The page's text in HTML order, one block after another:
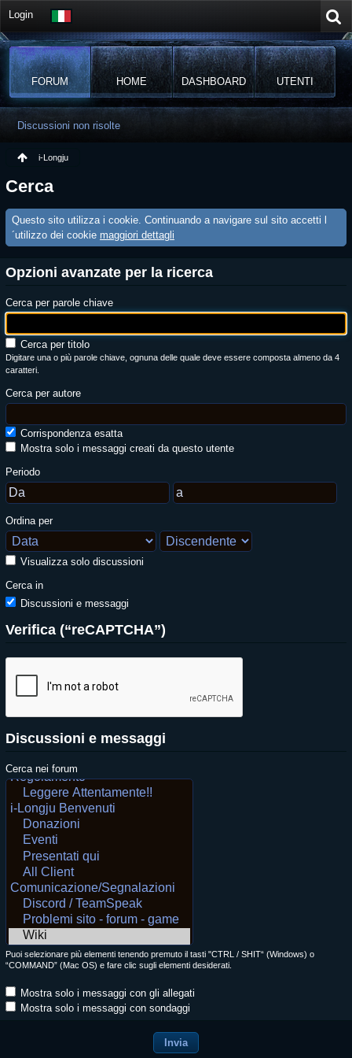
Login
FORUM HOME DASHBOARD UTENTI
Discussioni non risolte
i-Longju
Cerca
Questo sito utilizza i cookie. Continuando a navigare sul sito accetti l
´utilizzo dei cookie maggiori dettagli
Opzioni avanzate per la ricerca
Cerca per parole chiave
Cerca per titolo
Digitare una o più parole chiave, ognuna delle quale deve essere composta almeno da 4
caratteri.
Cerca per autore
Corrispondenza esatta
Mostra solo i messaggi creati da questo utente
Periodo
Ordina per
Visualizza solo discussioni
Cerca in
Discussioni e messaggi
Verifica (“reCAPTCHA”)
Discussioni e messaggi
Cerca nei forum
Puoi selezionare più elementi tenendo premuto il tasti "CTRL / SHIT“ (Windows) o
“COMMAND” (Mac OS) e fare clic sugli elementi desiderati.
Mostra solo i messaggi con gli allegati
Mostra solo i messaggi con sondaggi